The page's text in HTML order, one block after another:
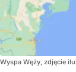
Wyspa Węży, zdjęcie